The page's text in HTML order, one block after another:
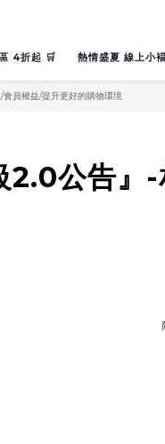
4折起 🛒 熱情盛夏 線上小
會員權益/提升更好的購物環境
2.0公告